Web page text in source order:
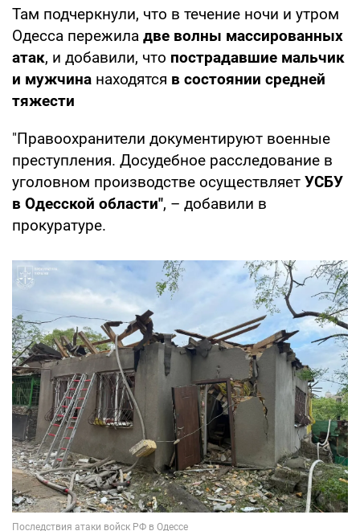
Там подчеркнули, что в течение ночи и утром
Одесса пережила две волны массированных
атак, и добавили, что пострадавшие мальчик
и мужчина находятся в состоянии средней
тяжести
"Правоохранители документируют военные
преступления. Досудебное расследование в
уголовном производстве осуществляет УСБУ
в Одесской области", – добавили в
прокуратуре.